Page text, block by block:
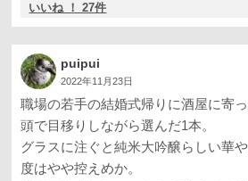
いいね ！ 27件
puipui
2022年11月23日
職場の若手の結婚式帰りに酒屋に寄
頭で目移りしながら選んだ1本。
グラスに注ぐと純米大吟醸らしい華
度はやや控えめか。